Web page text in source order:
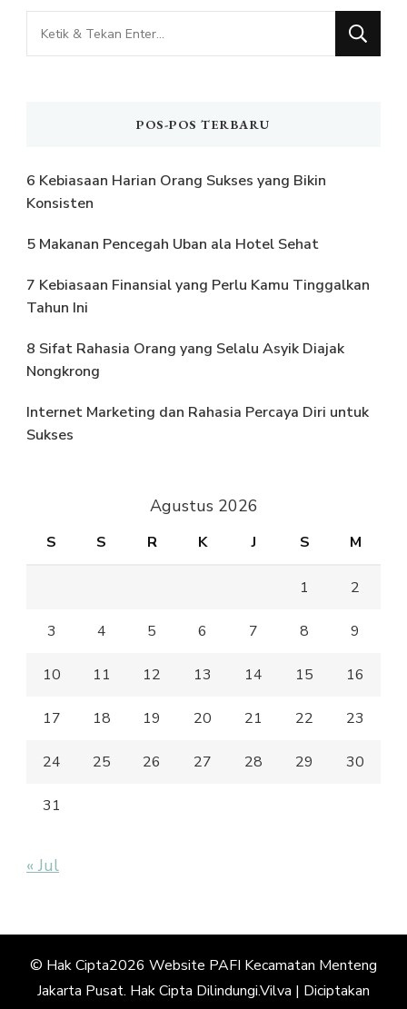
Mencari
Sesuatu?
POS-POS TERBARU
6 Kebiasaan Harian Orang Sukses yang Bikin
Konsisten
5 Makanan Pencegah Uban ala Hotel Sehat
7 Kebiasaan Finansial yang Perlu Kamu Tinggalkan
Tahun Ini
8 Sifat Rahasia Orang yang Selalu Asyik Diajak
Nongkrong
Internet Marketing dan Rahasia Percaya Diri untuk
Sukses
Agustus 2026
S S R K J S M
1 2
3 4 5 6 7 8 9
10 11 12 13 14 15 16
17 18 19 20 21 22 23
24 25 26 27 28 29 30
31
« Jul
© Hak Cipta2026 Website PAFI Kecamatan Menteng
Jakarta Pusat. Hak Cipta Dilindungi.Vilva | Diciptakan